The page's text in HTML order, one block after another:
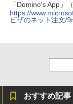
「Domino's App」
https://
ピザのネット注文/
おすすめ記事